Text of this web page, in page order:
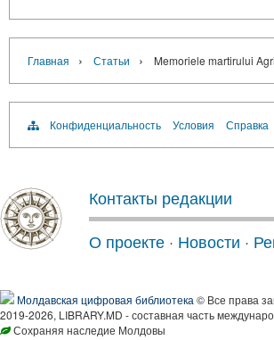
Главная › Статьи › Memoriele martirului
Конфиденциальность Условия Справка
Контакты редакции
О проекте · Новости ·
Молдавская цифровая библиотека © Все права
2019-2026, LIBRARY.MD - составная часть
Сохраняя наследие Молдовы